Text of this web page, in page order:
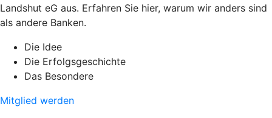
Landshut eG aus. Erfahren Sie hier, warum wir anders sind
als andere Banken.
Die Idee
Die Erfolgsgeschichte
Das Besondere
Mitglied werden